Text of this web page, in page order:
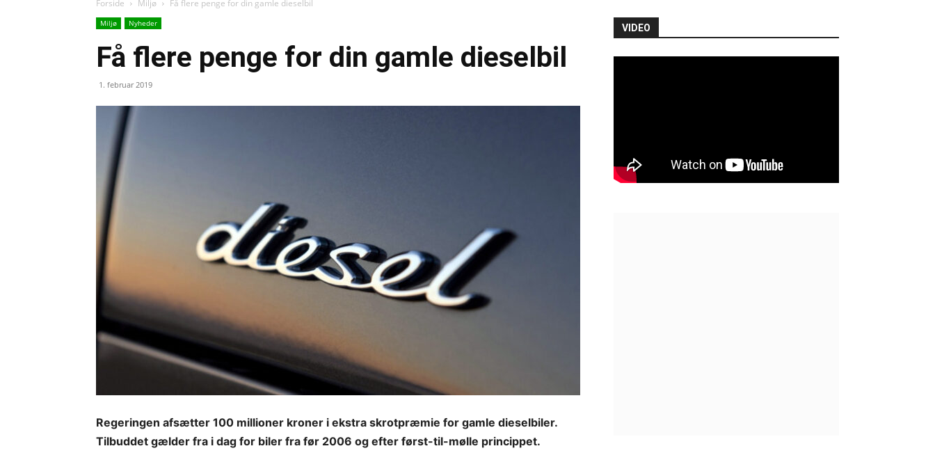
Forside Miljø Få flere penge for din gamle dieselbil
Miljø Nyheder
Få flere penge for din gamle dieselbil
1. februar 2019
Regeringen afsætter 100 millioner kroner i ekstra skrotpræmie for gamle dieselbiler.
Tilbuddet gælder fra i dag for biler fra før 2006 og efter først-til-mølle princippet.
VIDEO